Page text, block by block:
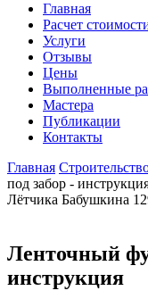
Главная
Расчет
Услуги
Отзывы
Цены
Выполненные
Мастера
Публикации
Контакты
Главная
под забор -
Лётчика Бабушкина
Ленточный
инструкция